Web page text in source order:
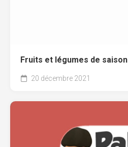
Fruits et légumes de saison
20 décembre 2021